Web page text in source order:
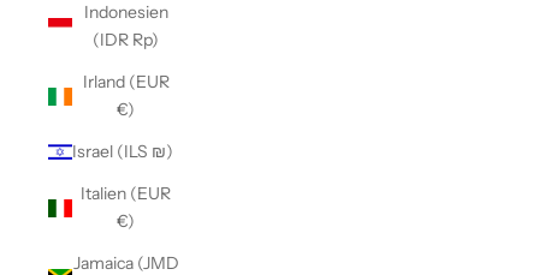
Indonesien
(IDR Rp)
Irland (EUR
€)
Israel (ILS ₪)
Italien (EUR
€)
Jamaica (JMD